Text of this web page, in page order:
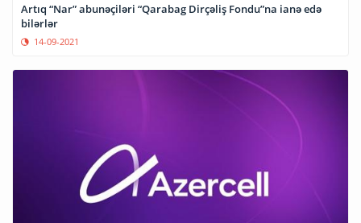
Artıq “Nar” abunəçiləri “Qarabag Dirçəliş Fondu”na ianə edə
bilərlər
14-09-2021